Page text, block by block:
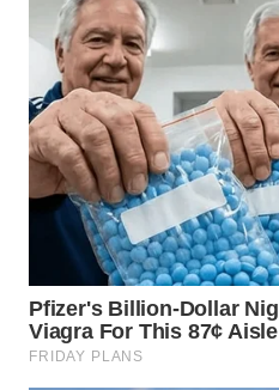
WN
KALBAR
WN
KALTENG
WN
KALTARA
WN
KALSEL